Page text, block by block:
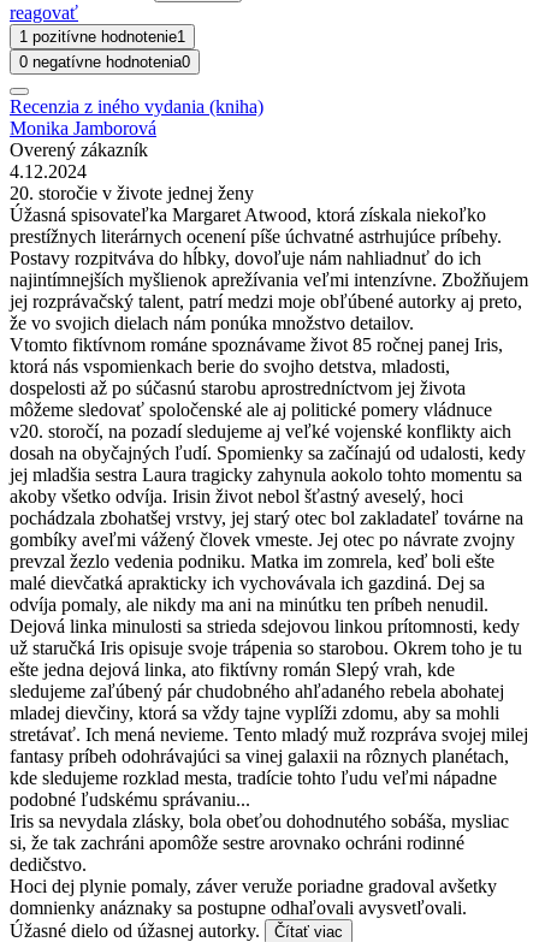
reagovať
1 pozitívne hodnotenie1
0 negatívne hodnotenia0
Recenzia z iného vydania (kniha)
Monika Jamborová
Overený zákazník
4.12.2024
20. storočie v živote jednej ženy
Úžasná spisovateľka Margaret Atwood, ktorá získala niekoľko
prestížnych literárnych ocenení píše úchvatné astrhujúce príbehy.
Postavy rozpitváva do hĺbky, dovoľuje nám nahliadnuť do ich
najintímnejších myšlienok aprežívania veľmi intenzívne. Zbožňujem
jej rozprávačský talent, patrí medzi moje obľúbené autorky aj preto,
že vo svojich dielach nám ponúka množstvo detailov.
Vtomto fiktívnom románe spoznávame život 85 ročnej panej Iris,
ktorá nás vspomienkach berie do svojho detstva, mladosti,
dospelosti až po súčasnú starobu aprostredníctvom jej života
môžeme sledovať spoločenské ale aj politické pomery vládnuce
v20. storočí, na pozadí sledujeme aj veľké vojenské konflikty aich
dosah na obyčajných ľudí. Spomienky sa začínajú od udalosti, kedy
jej mladšia sestra Laura tragicky zahynula aokolo tohto momentu sa
akoby všetko odvíja. Irisin život nebol šťastný aveselý, hoci
pochádzala zbohatšej vrstvy, jej starý otec bol zakladateľ továrne na
gombíky aveľmi vážený človek vmeste. Jej otec po návrate zvojny
prevzal žezlo vedenia podniku. Matka im zomrela, keď boli ešte
malé dievčatká aprakticky ich vychovávala ich gazdiná. Dej sa
odvíja pomaly, ale nikdy ma ani na minútku ten príbeh nenudil.
Dejová linka minulosti sa strieda sdejovou linkou prítomnosti, kedy
už staručká Iris opisuje svoje trápenia so starobou. Okrem toho je tu
ešte jedna dejová linka, ato fiktívny román Slepý vrah, kde
sledujeme zaľúbený pár chudobného ahľadaného rebela abohatej
mladej dievčiny, ktorá sa vždy tajne vyplíži zdomu, aby sa mohli
stretávať. Ich mená nevieme. Tento mladý muž rozpráva svojej milej
fantasy príbeh odohrávajúci sa vinej galaxii na rôznych planétach,
kde sledujeme rozklad mesta, tradície tohto ľudu veľmi nápadne
podobné ľudskému správaniu...
Iris sa nevydala zlásky, bola obeťou dohodnutého sobáša, mysliac
si, že tak zachráni apomôže sestre arovnako ochráni rodinné
dedičstvo.
Hoci dej plynie pomaly, záver veruže poriadne gradoval avšetky
domnienky anáznaky sa postupne odhaľovali avysvetľovali.
Úžasné dielo od úžasnej autorky.
Čítať viac